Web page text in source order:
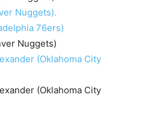
Nuggets).
76ers)
Nuggets)
(Oklahoma City
(Oklahoma City